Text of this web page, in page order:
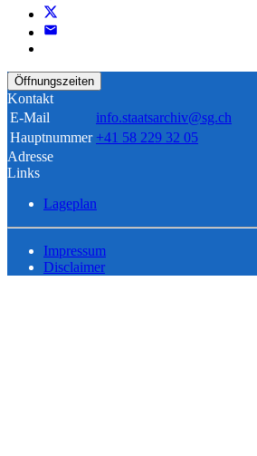
Öffnungszeiten
Kontakt
E-Mail
info.staatsarchiv@sg.ch
Hauptnummer +41 58 229 32 05
Adresse
Links
Lageplan
Impressum
Disclaimer